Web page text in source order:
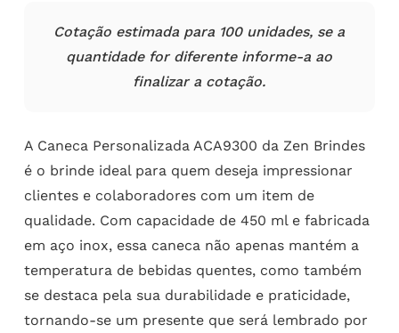
Cotação estimada para 100 unidades, se a
quantidade for diferente informe-a ao
finalizar a cotação.
A Caneca Personalizada ACA9300 da Zen Brindes
é o brinde ideal para quem deseja impressionar
clientes e colaboradores com um item de
qualidade. Com capacidade de 450 ml e fabricada
em aço inox, essa caneca não apenas mantém a
temperatura de bebidas quentes, como também
se destaca pela sua durabilidade e praticidade,
tornando-se um presente que será lembrado por